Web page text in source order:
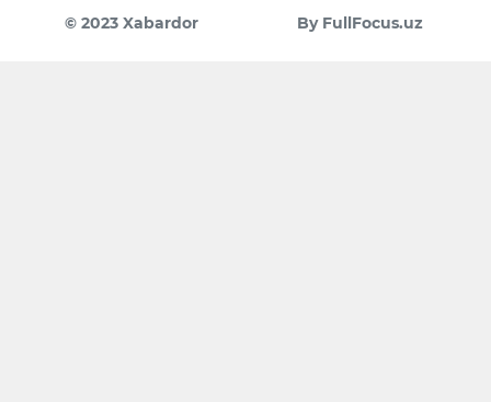
© 2023 Xabardor By FullFocus.uz